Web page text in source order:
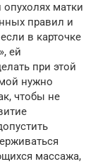
матки
правил и
в карточке
ей
при этой
нужно
чтобы не
массажа,